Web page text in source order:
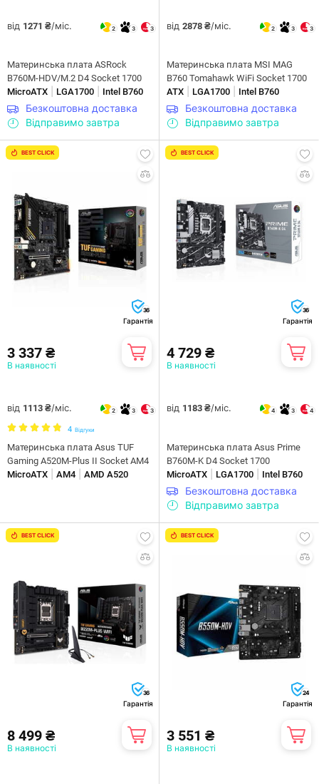
від 1271 ₴/міс. 2 3 3
Материнська плата ASRock
B760M-HDV/M.2 D4 Socket 1700
MicroATX
LGA1700 Intel B760
Безкоштовна доставка
Відправимо завтра
від 2878 ₴/міс. 2 3 3
Материнська плата MSI MAG
B760 Tomahawk WiFі Socket 1700
ATX
LGA1700 Intel B760
Безкоштовна доставка
Відправимо завтра
BEST CLICK
36
Гарантія
3 337 ₴
В наявності
від 1113 ₴/міс. 2 3 3
4 Відгуки
Материнська плата Asus TUF
Gaming A520M-Plus II Socket AM4
MicroATX
AM4 AMD A520
BEST CLICK
36
Гарантія
4 729 ₴
В наявності
від 1183 ₴/міс. 4 3 4
Материнська плата Asus Prime
B760M-K D4 Socket 1700
MicroATX
LGA1700 Intel B760
Безкоштовна доставка
Відправимо завтра
BEST CLICK
36
Гарантія
8 499 ₴
В наявності
BEST CLICK
24
Гарантія
3 551 ₴
В наявності